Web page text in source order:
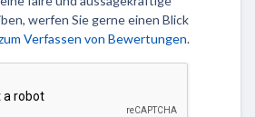
werfen Sie gerne einen Blick
Verfassen von Bewertungen.